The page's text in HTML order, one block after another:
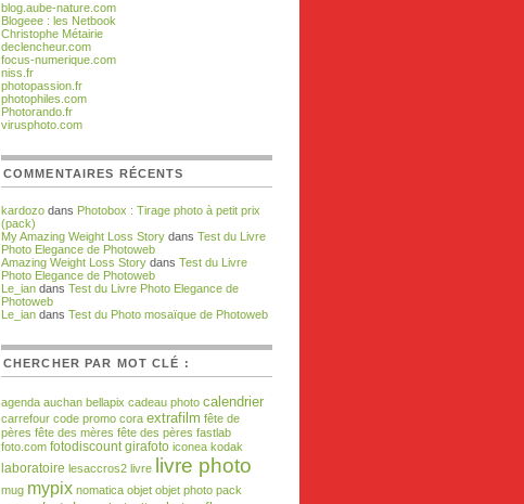
blog.aube-nature.com
Blogeee : les Netbook
Christophe Métairie
declencheur.com
focus-numerique.com
niss.fr
photopassion.fr
photophiles.com
Photorando.fr
virusphoto.com
COMMENTAIRES RÉCENTS
kardozo dans Photobox : Tirage photo à petit prix
(pack)
My Amazing Weight Loss Story dans Test du Livre
Photo Elegance de Photoweb
Amazing Weight Loss Story dans Test du Livre
Photo Elegance de Photoweb
Le_ian dans Test du Livre Photo Elegance de
Photoweb
Le_ian dans Test du Photo mosaïque de Photoweb
CHERCHER PAR MOT CLÉ :
agenda auchan bellapix cadeau photo calendrier
carrefour code promo cora extrafilm fête de
pères fête des mères fête des pères fastlab
foto.com fotodiscount girafoto iconea kodak
laboratoire lesaccros2 livre livre photo
mug mypix nomatica objet objet photo pack